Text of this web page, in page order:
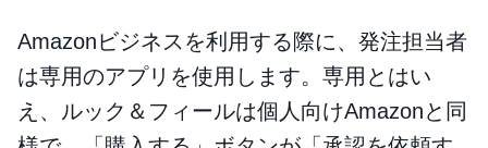
Amazonビジネスを利用する際に、発注担当者
は専用のアプリを使用します。専用とはい
え、ルック＆フィールは個人向けAmazonと同